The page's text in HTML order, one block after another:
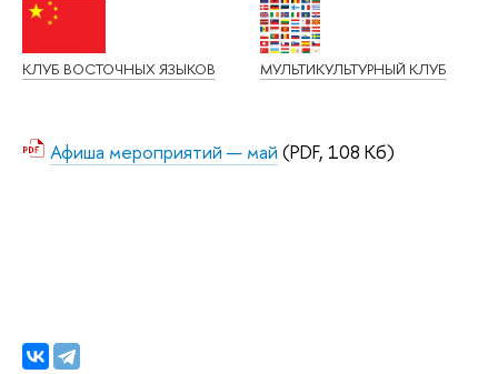
КЛУБ ВОСТОЧНЫХ ЯЗЫКОВ МУЛЬТИКУЛЬТУРНЫЙ КЛУБ
Афиша мероприятий — май (PDF, 108 Кб)